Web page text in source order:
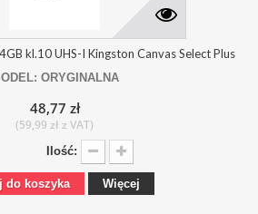
kl.10 UHS-I Kingston Canvas Select Plus
ORYGINALNA
48,77 zł
(59,99 zł z VAT)
Ilość:
do koszyka Więcej